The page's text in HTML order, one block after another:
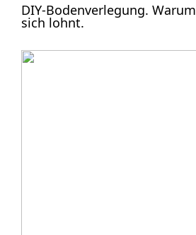
DIY-Bodenverlegung.
sich lohnt.